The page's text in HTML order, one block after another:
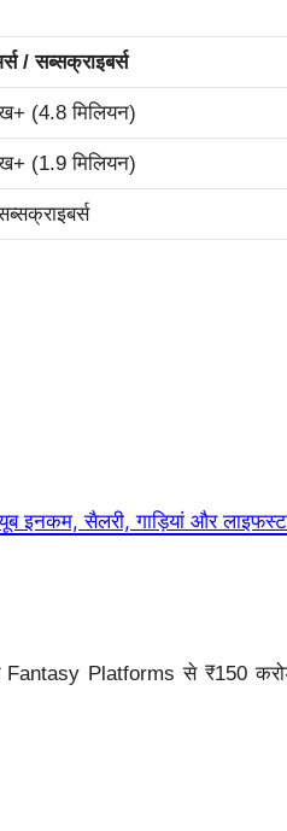
/ सब्सक्राइबर्स
(4.8 मिलियन)
(1.9 मिलियन)
सैलरी, गाड़ियां और
Fantasy Platforms से ₹150